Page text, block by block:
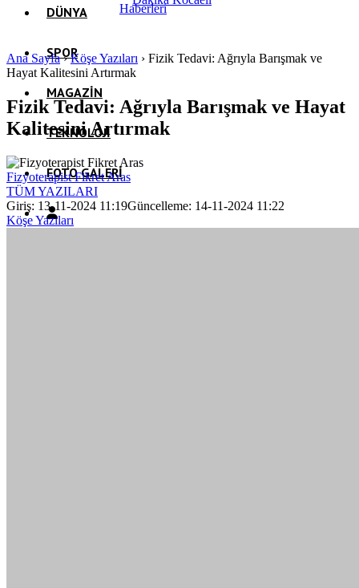
DÜNYA
SPOR
MAGAZIN
TEKNOLOJI
FOTO GALERI
Ana Sayfa›Köşe Yazıları › Fizik Tedavi: Ağrıyla Barışmak ve
Hayat Kalitesini Artırmak
Fizik Tedavi: Ağrıyla Barışmak ve Hayat
Kalitesini Artırmak
Fizyoterapist Fikret Aras
TÜM YAZILARI
Giriş: 13-11-2024 11:19Güncelleme: 14-11-2024 11:22
Köşe Yazıları